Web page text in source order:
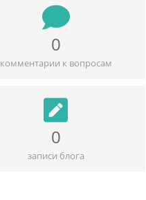
0
комментарии к вопросам
0
записи блога